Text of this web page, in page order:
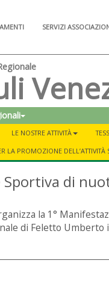
SERVIZI
LE NOSTRE ATTIVITÀ
LA PROMOZIONE DELL’ATTIVITÀ
di
la 1°
di Feletto Umberto